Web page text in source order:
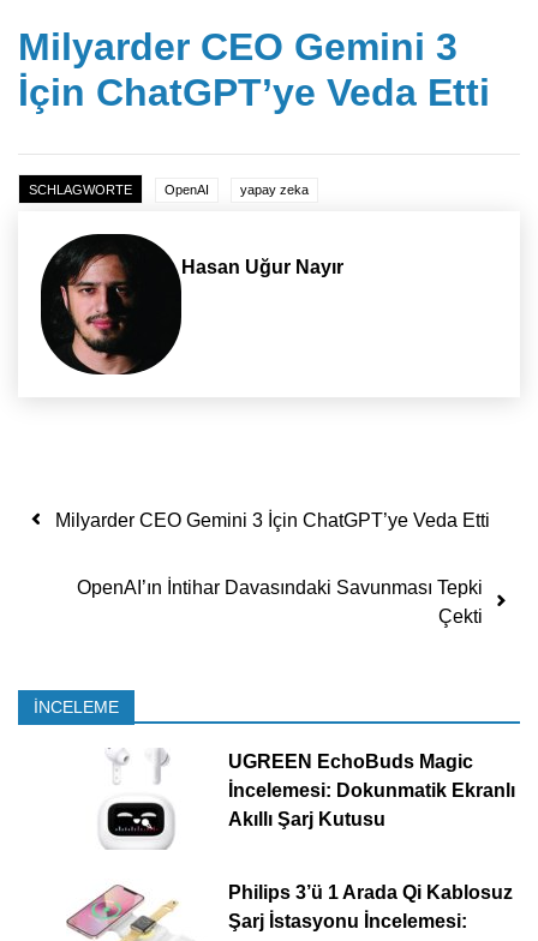
Milyarder CEO Gemini 3
İçin ChatGPT’ye Veda Etti
SCHLAGWORTE OpenAI yapay zeka
Hasan Uğur Nayır
Yazı dolaşımı
Milyarder CEO Gemini 3 İçin ChatGPT’ye Veda Etti
OpenAI’ın İntihar Davasındaki Savunması Tepki
Çekti
İNCELEME
UGREEN EchoBuds Magic
İncelemesi: Dokunmatik Ekranlı
Akıllı Şarj Kutusu
Philips 3’ü 1 Arada Qi Kablosuz
Şarj İstasyonu İncelemesi: